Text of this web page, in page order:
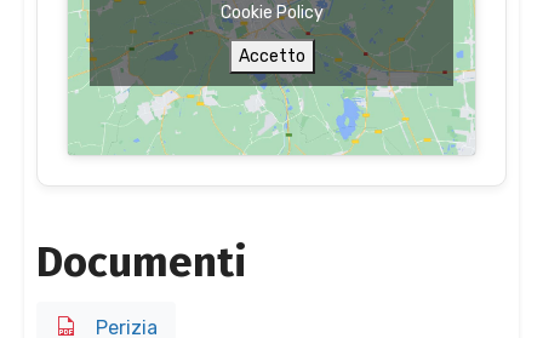
Cookie Policy
Accetto
Documenti
Perizia